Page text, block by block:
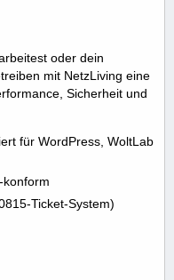
oder dein
mit NetzLiving eine
Sicherheit und
für WordPress, WoltLab
Ticket-System)